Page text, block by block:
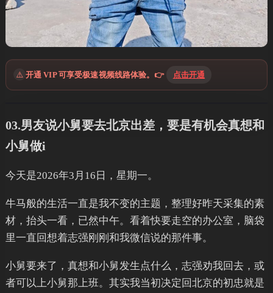
⚠️ 开通 VIP 可享受极速视频线路体验。👉 点击开通
03.男友说小舅要去北京出差，要是有机会真想和
小舅做i
今天是2026年3月16日，星期一。
牛马般的生活一直是我不变的主题，整理好昨天采集的素
材，抬头一看，已然中午。看着快要走空的办公室，脑袋
里一直回想着志强刚刚和我微信说的那件事。
小舅要来了，真想和小舅发生点什么，志强劝我回去，或
者可以上小舅那上班。其实我当初决定回北京的初忠就是